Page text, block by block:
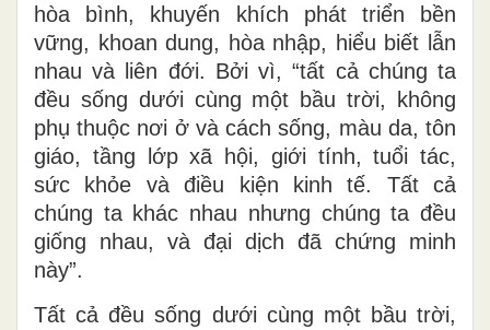
hòa bình, khuyến khích phát triển bền
vững, khoan dung, hòa nhập, hiểu biết lẫn
nhau và liên đới. Bởi vì, “tất cả chúng ta
đều sống dưới cùng một bầu trời, không
phụ thuộc nơi ở và cách sống, màu da, tôn
giáo, tầng lớp xã hội, giới tính, tuổi tác,
sức khỏe và điều kiện kinh tế. Tất cả
chúng ta khác nhau nhưng chúng ta đều
giống nhau, và đại dịch đã chứng minh
này”.
Tất cả đều sống dưới cùng một bầu trời,